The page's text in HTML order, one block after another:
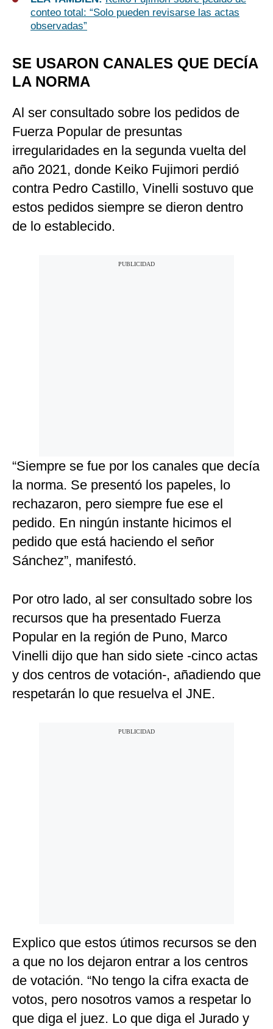
conteo total: “Solo pueden revisarse las actas
observadas”
SE USARON CANALES QUE DECÍA
LA NORMA
Al ser consultado sobre los pedidos de
Fuerza Popular de presuntas
irregularidades en la segunda vuelta del
año 2021, donde Keiko Fujimori perdió
contra Pedro Castillo, Vinelli sostuvo que
estos pedidos siempre se dieron dentro
de lo establecido.
“Siempre se fue por los canales que decía
la norma. Se presentó los papeles, lo
rechazaron, pero siempre fue ese el
pedido. En ningún instante hicimos el
pedido que está haciendo el señor
Sánchez”, manifestó.
Por otro lado, al ser consultado sobre los
recursos que ha presentado Fuerza
Popular en la región de Puno, Marco
Vinelli dijo que han sido siete -cinco actas
y dos centros de votación-, añadiendo que
respetarán lo que resuelva el JNE.
Explico que estos útimos recursos se den
a que no los dejaron entrar a los centros
de votación. “No tengo la cifra exacta de
votos, pero nosotros vamos a respetar lo
que diga el juez. Lo que diga el Jurado y